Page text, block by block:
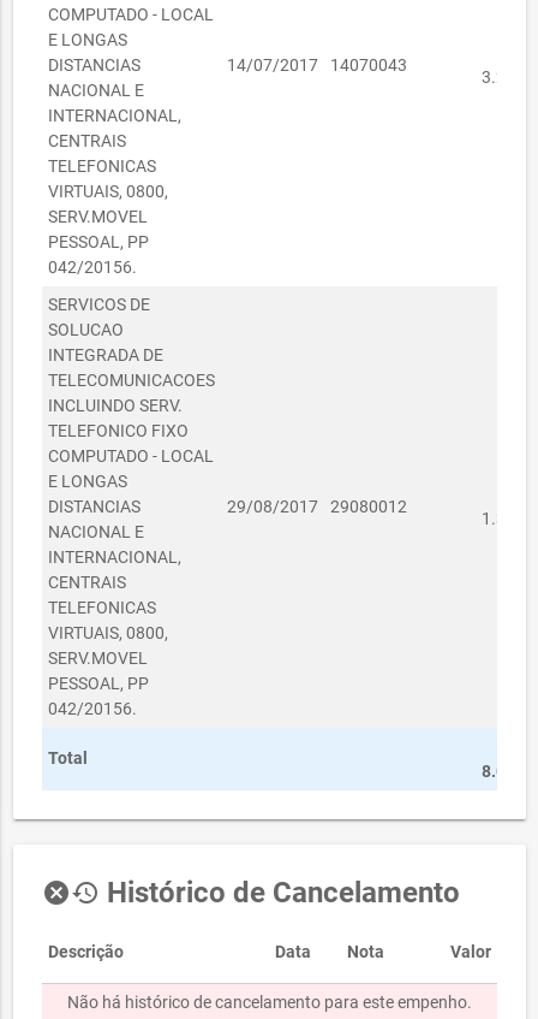
COMPUTADO - LOCAL
E LONGAS
DISTANCIAS
NACIONAL E
INTERNACIONAL,
CENTRAIS
TELEFONICAS
VIRTUAIS, 0800,
SERV.MOVEL
PESSOAL, PP
042/20156.
14/07/2017 14070043
SERVICOS DE
SOLUCAO
INTEGRADA DE
TELECOMUNICACOES
INCLUINDO SERV.
TELEFONICO FIXO
COMPUTADO - LOCAL
E LONGAS
DISTANCIAS
NACIONAL E
INTERNACIONAL,
CENTRAIS
TELEFONICAS
VIRTUAIS, 0800,
SERV.MOVEL
PESSOAL, PP
042/20156.
29/08/2017 29080012
Total
cancelhistory Histórico de Cancelamento
Descrição Data Nota Valor
Não há histórico de cancelamento para este empenho.